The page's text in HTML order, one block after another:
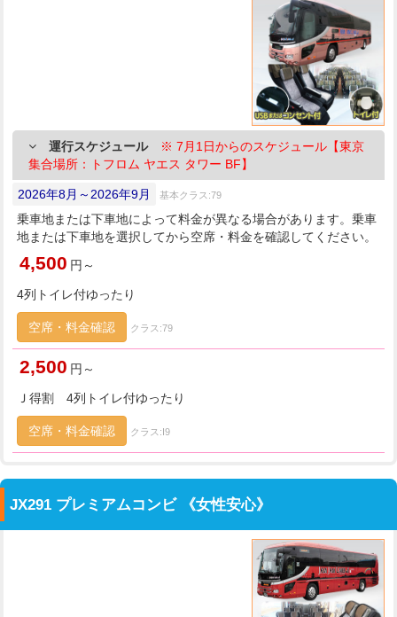
運行スケジュール
※ 7月1日からのスケジュール【東京
集合場所：トフロム ヤエス タワー BF】
2026年8月～2026年9月 基本クラス:79
乗車地または下車地によって料金が異なる場合があります。乗車
地または下車地を選択してから空席・料金を確認してください。
4,500 円～
4列トイレ付ゆったり
空席・料金確認 クラス:79
2,500 円～
Ｊ得割 4列トイレ付ゆったり
空席・料金確認 クラス:I9
JX291 プレミアムコンビ 《女性安心》